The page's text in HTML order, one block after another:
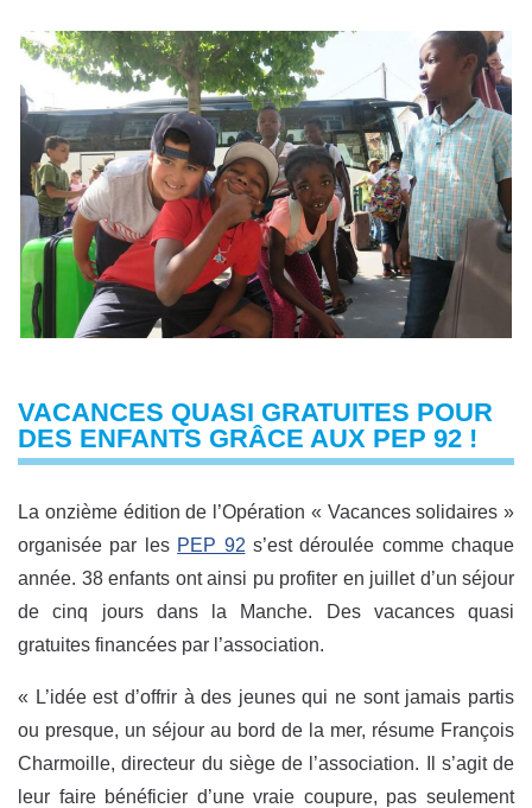
VACANCES QUASI GRATUITES POUR
DES ENFANTS GRÂCE AUX PEP 92 !
La onzième édition de l’Opération « Vacances solidaires »
organisée par les PEP 92 s’est déroulée comme chaque
année. 38 enfants ont ainsi pu profiter en juillet d’un séjour
de cinq jours dans la Manche. Des vacances quasi
gratuites financées par l’association.
« L’idée est d’offrir à des jeunes qui ne sont jamais partis
ou presque, un séjour au bord de la mer, résume François
Charmoille, directeur du siège de l’association. Il s’agit de
leur faire bénéficier d’une vraie coupure, pas seulement